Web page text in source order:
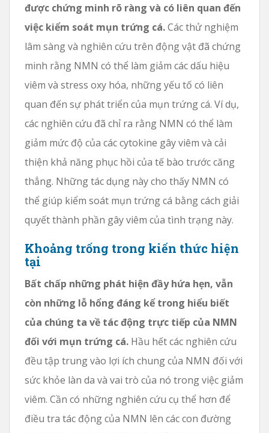
được chứng minh rõ ràng và có liên quan đến
việc kiểm soát mụn trứng cá.Các thử nghiệm
lâm sàng và nghiên cứu trên động vật đã chứng
minh rằng NMN có thể làm giảm các dấu hiệu
viêm và stress oxy hóa, những yếu tố có liên
quan đến sự phát triển của mụn trứng cá. Ví dụ,
các nghiên cứu đã chỉ ra rằng NMN có thể làm
giảm mức độ của các cytokine gây viêm và cải
thiện khả năng phục hồi của tế bào trước căng
thẳng. Những tác dụng này cho thấy NMN có
thể giúp kiểm soát mụn trứng cá bằng cách giải
quyết thành phần gây viêm của tình trạng này.
Khoảng trống trong kiến ​​thức hiện
tại
Bất chấp những phát hiện đầy hứa hẹn, vẫn
còn những lỗ hổng đáng kể trong hiểu biết
của chúng ta về tác động trực tiếp của NMN
đối với mụn trứng cá. Hầu hết các nghiên cứu
đều tập trung vào lợi ích chung của NMN đối với
sức khỏe làn da và vai trò của nó trong việc giảm
viêm. Cần có những nghiên cứu cụ thể hơn để
điều tra tác động của NMN lên các con đường